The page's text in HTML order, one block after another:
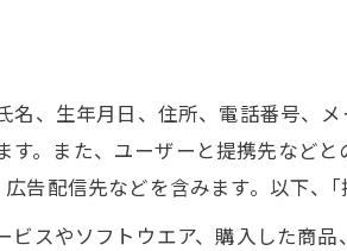
名、生年月日、住所、電話番号、
。また、ユーザーと提携先など
告配信先などを含みます。以下、
スやソフトウエア、購入した商